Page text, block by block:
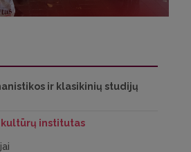
ir klasikinių studijų
kultūrų institutas